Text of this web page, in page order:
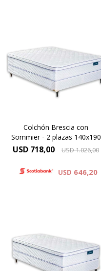
EUROPILLOW - ONE SIDE,
Altura de colchón 24 cm y 59
cm la suma del colchón y el
sommier.
Alta Densidad 30 Kg
Colchón Brescia con
Sommier - 2 plazas 140x190
USD 718,00 USD1.026,00
USD 646,20
EUROPILLOW - ONE SIDE,
Altura de colchón 24 cm y 59
cm la suma del colchón y el
sommier.
Alta Densidad 30 Kg